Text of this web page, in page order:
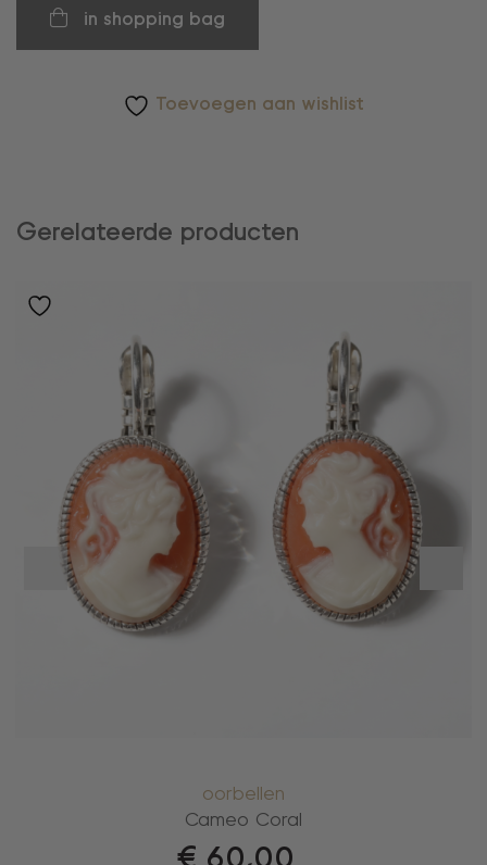
in shopping bag
Toevoegen aan wishlist
Gerelateerde producten
oorbellen
Cameo Coral
€ 60,00